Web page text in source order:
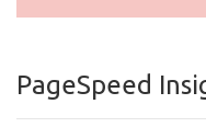
PageSpeed